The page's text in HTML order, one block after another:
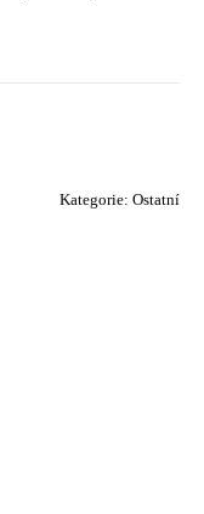
Kategorie: Ostatní